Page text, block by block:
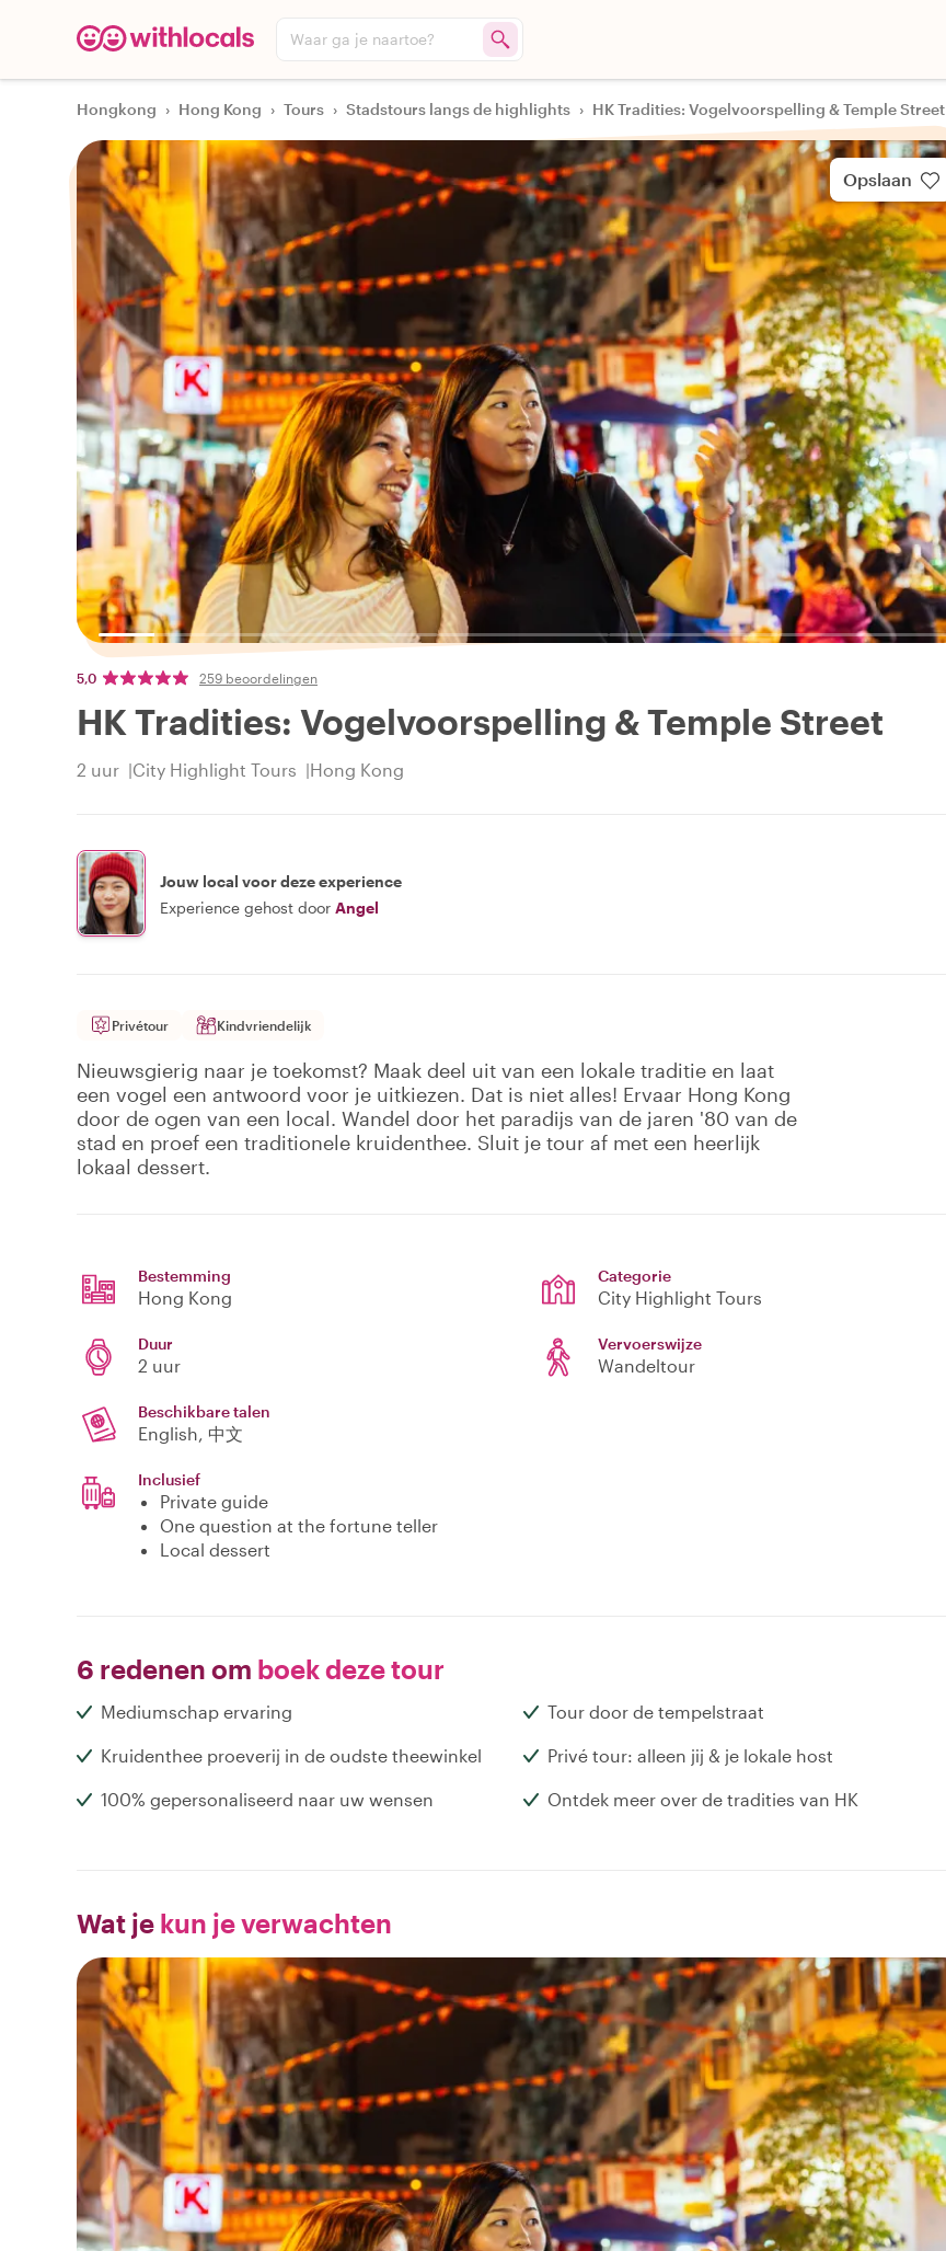
Waar ga je naartoe?
Hongkong › Hong Kong › Tours › Stadstours langs de highlights › HK Tradities: Vogelvoorspelling & Temple Street
Opslaan
5,0 259 beoordelingen
HK Tradities: Vogelvoorspelling & Temple Street
2 uur City Highlight Tours Hong Kong
Jouw local voor deze experience
Experience gehost door Angel
Privétour Kindvriendelijk
Nieuwsgierig naar je toekomst? Maak deel uit van een lokale traditie en laat
een vogel een antwoord voor je uitkiezen. Dat is niet alles! Ervaar Hong Kong
door de ogen van een local. Wandel door het paradijs van de jaren '80 van de
stad en proef een traditionele kruidenthee. Sluit je tour af met een heerlijk
lokaal dessert.
Bestemming
Hong Kong
Categorie
City Highlight Tours
Duur
2 uur
Vervoerswijze
Wandeltour
Beschikbare talen
English, 中文
Inclusief
Private guide
One question at the fortune teller
Local dessert
6 redenen om boek deze tour
Mediumschap ervaring Tour door de tempelstraat
Kruidenthee proeverij in de oudste theewinkel Privé tour: alleen jij & je lokale host
100% gepersonaliseerd naar uw wensen Ontdek meer over de tradities van HK
Wat je kun je verwachten